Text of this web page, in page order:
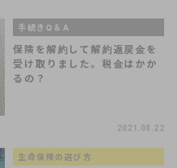
手続きQ＆A
保険を解約して解約返戻金を
受け取りました。税金はかか
るの？
2021.08.22
生命保険の選び方